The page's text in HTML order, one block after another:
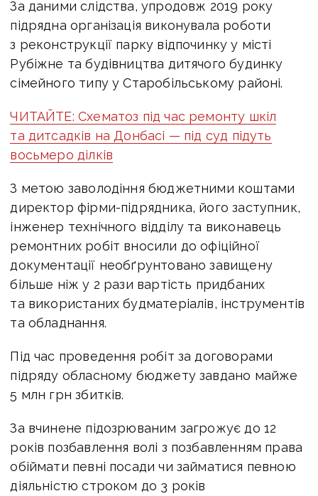
За даними слідства, упродовж 2019 року
підрядна організація виконувала роботи
з реконструкції парку відпочинку у місті
Рубіжне та будівництва дитячого будинку
сімейного типу у Старобільському районі.
ЧИТАЙТЕ: Схематоз під час ремонту шкіл
та дитсадків на Донбасі — під суд підуть
восьмеро ділків
З метою заволодіння бюджетними коштами
директор фірми-підрядника, його заступник,
інженер технічного відділу та виконавець
ремонтних робіт вносили до офіційної
документації необґрунтовано завищену
більше ніж у 2 рази вартість придбаних
та використаних будматеріалів, інструментів
та обладнання.
Під час проведення робіт за договорами
підряду обласному бюджету завдано майже
5 млн грн збитків.
За вчинене підозрюваним загрожує до 12
років позбавлення волі з позбавленням права
обіймати певні посади чи займатися певною
діяльністю строком до 3 років